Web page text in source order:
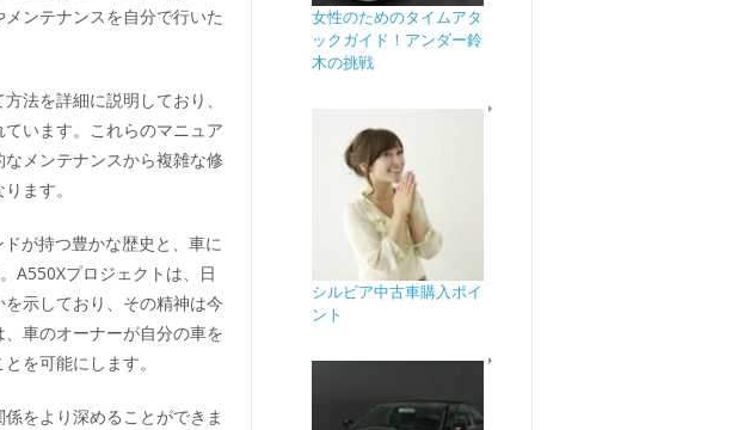
ンテナンスを自分で行いた
法を詳細に説明しており、
います。これらのマニュア
メンテナンスから複雑な修
ます。
が持つ豊かな歴史と、車に
A550Xプロジェクトは、日
示しており、その精神は今
車のオーナーが自分の車を
を可能にします。
をより深めることができま
女性のためのタイムアタ
ックガイド！アンダー鈴
木の挑戦
シルビア中古車購入ポイ
ント